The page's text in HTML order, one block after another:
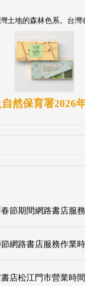
土地的森林色系。台灣
然保育署2026
春節期間網路書店服
節網路書店服務作業
書店松江門市營業時